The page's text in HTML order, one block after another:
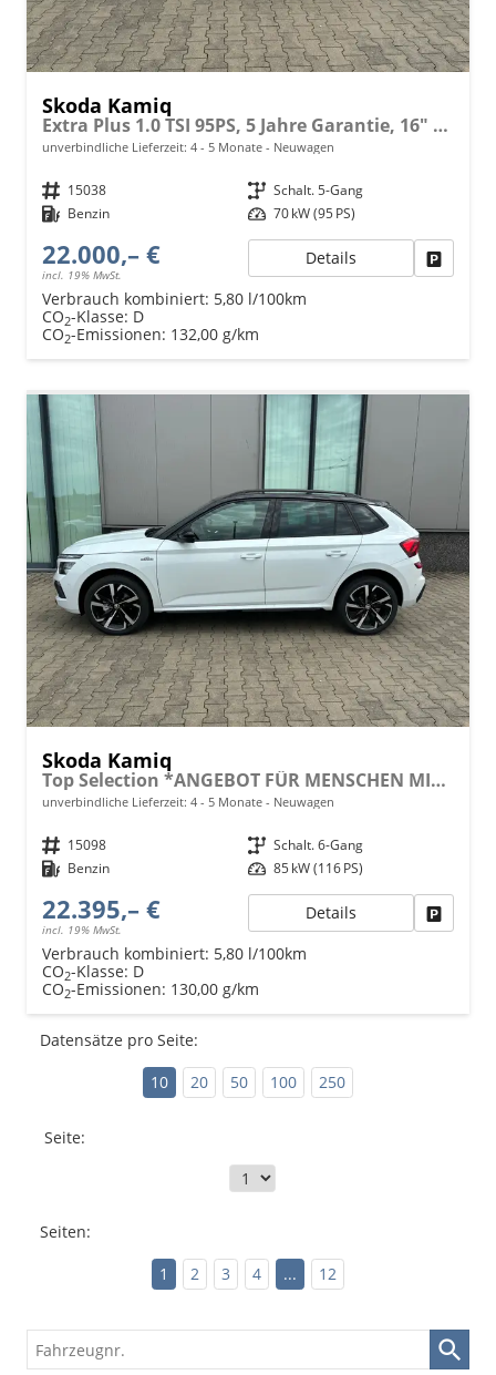
Skoda Kamiq
Extra Plus 1.0 TSI 95PS, 5 Jahre Garantie, 16" Alu, Kessy, Alarm, Parksensoren vo/hi, Rückfahrkamera, Climatronic, Radio 8" + SmartLink, Sitzheizung, Tempomat, M-Lederlenkrad beheizt, Armlehne, NSW, SunSet, Virtual Cockpit
unverbindliche Lieferzeit: 4 - 5 Monate Neuwagen
Fahrzeugnr. 15038 Getriebe Schalt. 5-Gang
Kraftstoff Benzin Leistung 70 kW (95 PS)
22.000,– €
incl. 19% MwSt.
Details
Verbrauch kombiniert: 5,80 l/100km
CO2-Klasse: D
CO2-Emissionen: 132,00 g/km
Skoda Kamiq
Top Selection *ANGEBOT FÜR MENSCHEN MIT BEHINDERUNG AB 50%! 1.0 TSI 115PS, 16"-Leichtmetallräder, Climatronic, Sitzheizung, Parksensoren hinten, SunSet, LED-Scheinwerfer, Tempomat, Infotainment 8", SmartLink (Navi-Funktion über Smartphone), M-Lederlenkrad beheizt, V
unverbindliche Lieferzeit: 4 - 5 Monate Neuwagen
Fahrzeugnr. 15098 Getriebe Schalt. 6-Gang
Kraftstoff Benzin Leistung 85 kW (116 PS)
22.395,– €
incl. 19% MwSt.
Details
Verbrauch kombiniert: 5,80 l/100km
CO2-Klasse: D
CO2-Emissionen: 130,00 g/km
Datensätze pro Seite:
10
20 50 100 250
Seite:
Seiten:
1
2 3 4 ... 12
Fahrzeugnr.